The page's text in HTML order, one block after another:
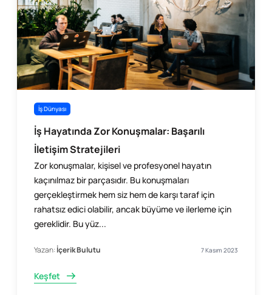
İş Dünyası
İş Hayatında Zor Konuşmalar: Başarılı
İletişim Stratejileri
Zor konuşmalar, kişisel ve profesyonel hayatın
kaçınılmaz bir parçasıdır. Bu konuşmaları
gerçekleştirmek hem siz hem de karşı taraf için
rahatsız edici olabilir, ancak büyüme ve ilerleme için
gereklidir. Bu yüz...
Yazan:İçerik Bulutu 7 Kasım 2023
Keşfet